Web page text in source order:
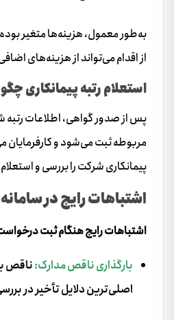
به‌طور معمول، هزینه‌ها متغیر
از اقدام می‌تواند از هزینه‌های
استعلام رتبه پیمانکاری
پس از صدور گواهی، اطلاعات
مربوطه ثبت می‌شود و کارفرمایان
پیمانکاری شرکت را بررسی و
اشتباهات رایج در
اشتباهات رایج هنگام ثبت
بارگذاری ناقص مدارک:ناقص
اصلی‌ترین دلایل تأخیر در